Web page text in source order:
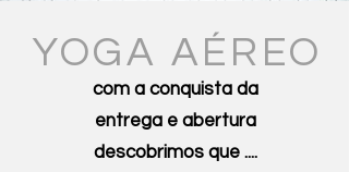
com a conquista da
entrega e abertura
descobrimos que ....
YOGA AÉREO